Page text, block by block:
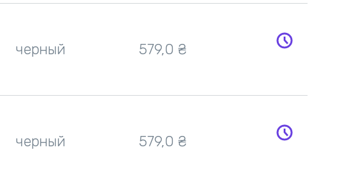
черный 579,0 ₴
черный 579,0 ₴